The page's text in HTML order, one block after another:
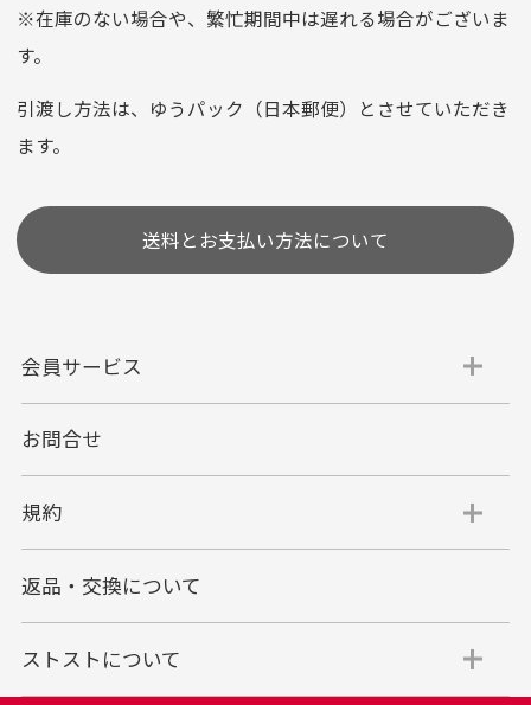
選びいただけない場合がございます。
代金引換
代引手数料一律400円
す。
代金引換でのお支払い方法は現金のみとなりま
す。
商品代金＋送料(全国一律800円)＋代引手数料(一
※在庫のない場合や、繁忙期間中は遅れる場合がございま
す。
引渡し方法は、ゆうパック（日本郵便）とさせていただき
ます。
送料とお支払い方法について
会員サービス
お問合せ
規約
返品・交換について
ストストについて